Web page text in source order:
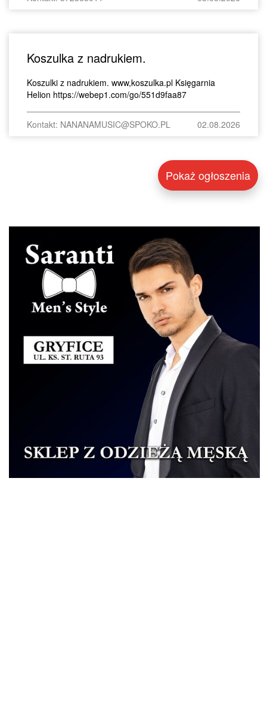
Koszulka z nadrukiem.
Koszulki z nadrukiem. www,koszulka.pl Księgarnia
Helion https://webep1.com/go/551d9faa87
Kontakt: NANANAMUSIC@SPOKO.PL 02.08.2026
Pokaż ogłoszenia